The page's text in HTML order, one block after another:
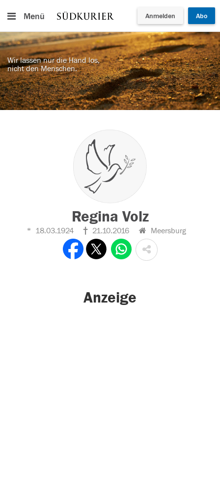
Menü Anmelden Abo
Wir lassen nur die Hand los,
nicht den Menschen.
Regina Volz
18.03.1924 21.10.2016 Meersburg
Anzeige